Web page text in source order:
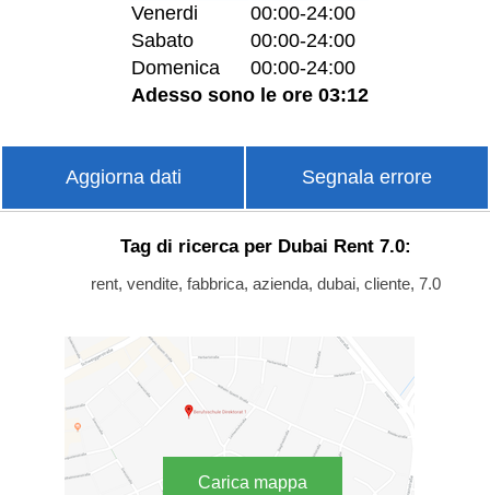
Venerdi
00:00-24:00
Sabato
00:00-24:00
Domenica
00:00-24:00
Adesso sono le ore 03:12
Aggiorna dati Segnala errore
Tag di ricerca per Dubai Rent 7.0:
rent, vendite, fabbrica, azienda, dubai, cliente, 7.0
Carica mappa